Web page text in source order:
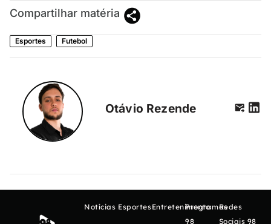
Compartilhar matéria
Esportes Futebol
Otávio Rezende
Notícias EsportesEntretenimento
Programas
98
Redes
Sociais 98